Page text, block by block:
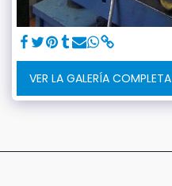
VER LA GALERÍA COMPLETA